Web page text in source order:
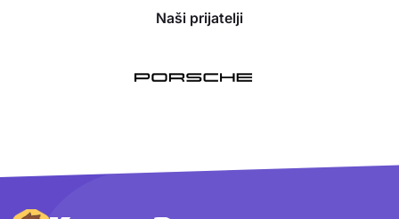
Naši prijatelji